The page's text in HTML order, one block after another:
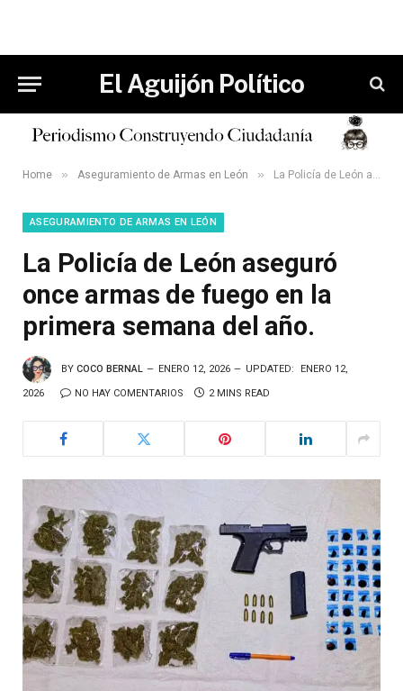
El Aguijón Político
Home » Aseguramiento de Armas en León » La Policía de León aseguró once armas de fuego en la primera semana del año.
ASEGURAMIENTO DE ARMAS EN LEÓN
La Policía de León aseguró
once armas de fuego en la
primera semana del año.
BY COCO BERNAL ENERO 12, 2026 UPDATED: ENERO 12,
2026 NO HAY COMENTARIOS 2 MINS READ